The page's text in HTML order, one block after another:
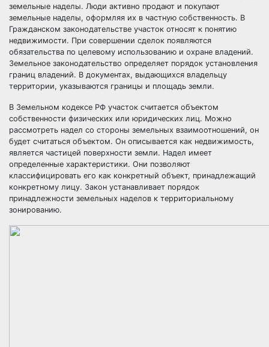
земельные наделы. Люди активно продают и покупают
земельные наделы, оформляя их в частную собственность. В
Гражданском законодательстве участок относят к понятию
недвижимости. При совершении сделок появляются
обязательства по целевому использованию и охране владений.
Земельное законодательство определяет порядок установления
границ владений. В документах, выдающихся владельцу
территории, указываются границы и площадь земли.
В Земельном кодексе РФ участок считается объектом
собственности физических или юридических лиц. Можно
рассмотреть надел со стороны земельных взаимоотношений, он
будет считаться объектом. Он описывается как недвижимость,
является частицей поверхности земли. Надел имеет
определенные характеристики. Они позволяют
классифицировать его как конкретный объект, принадлежащий
конкретному лицу. Закон устанавливает порядок
принадлежности земельных наделов к территориальному
зонированию.